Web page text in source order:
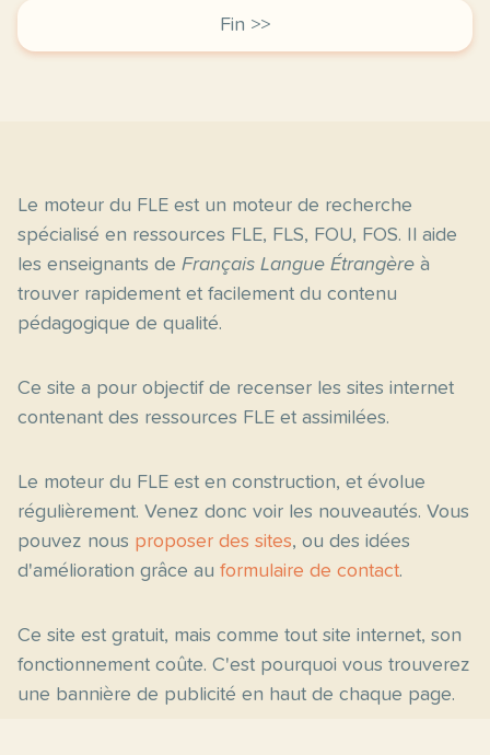
Fin >>
Le moteur du FLE est un moteur de recherche
spécialisé en ressources FLE, FLS, FOU, FOS. Il aide
les enseignants de Français Langue Étrangère à
trouver rapidement et facilement du contenu
pédagogique de qualité.
Ce site a pour objectif de recenser les sites internet
contenant des ressources FLE et assimilées.
Le moteur du FLE est en construction, et évolue
régulièrement. Venez donc voir les nouveautés. Vous
pouvez nous proposer des sites, ou des idées
d'amélioration grâce au formulaire de contact.
Ce site est gratuit, mais comme tout site internet, son
fonctionnement coûte. C'est pourquoi vous trouverez
une bannière de publicité en haut de chaque page.